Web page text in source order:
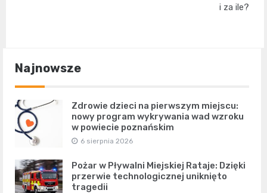
i za ile?
Najnowsze
Zdrowie dzieci na pierwszym miejscu:
nowy program wykrywania wad wzroku
w powiecie poznańskim
6 sierpnia 2026
Pożar w Pływalni Miejskiej Rataje: Dzięki
przerwie technologicznej uniknięto
tragedii